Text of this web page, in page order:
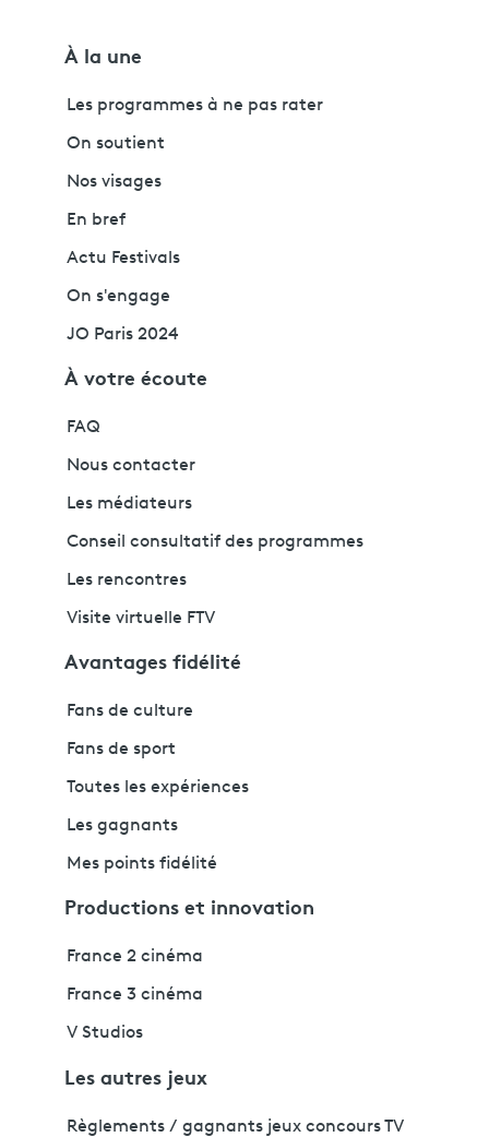
À la une
Les programmes à ne pas rater
On soutient
Nos visages
En bref
Actu Festivals
On s'engage
JO Paris 2024
À votre écoute
FAQ
Nous contacter
Les médiateurs
Conseil consultatif des programmes
Les rencontres
Visite virtuelle FTV
Avantages fidélité
Fans de culture
Fans de sport
Toutes les expériences
Les gagnants
Mes points fidélité
Productions et innovation
France 2 cinéma
France 3 cinéma
V Studios
Les autres jeux
Règlements / gagnants jeux concours TV